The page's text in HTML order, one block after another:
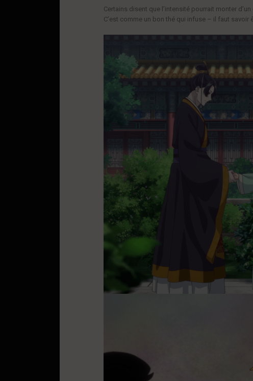
Certains disent que l’intensité pourrait monter
C’est comme un bon thé qui infuse – il faut